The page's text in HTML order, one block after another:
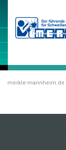
merkle-mannheim.de